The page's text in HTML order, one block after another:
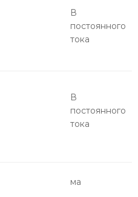
В
постоянного
тока
В
постоянного
тока
ма